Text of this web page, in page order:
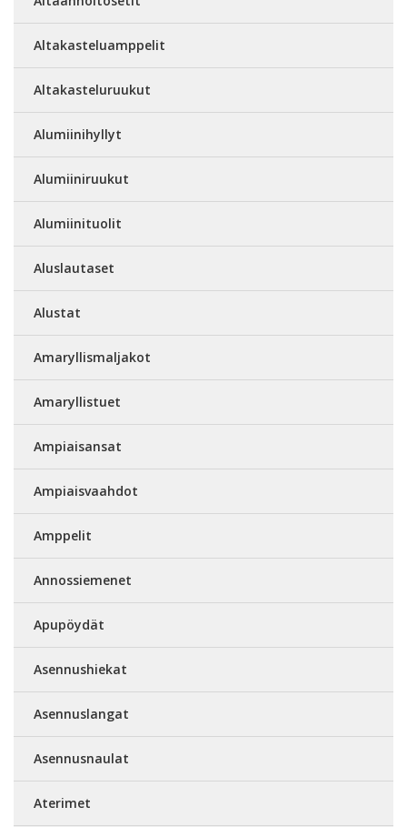
Altakasteluamppelit
Altakasteluruukut
Alumiinihyllyt
Alumiiniruukut
Alumiinituolit
Aluslautaset
Alustat
Amaryllismaljakot
Amaryllistuet
Ampiaisansat
Ampiaisvaahdot
Amppelit
Annossiemenet
Apupöydät
Asennushiekat
Asennuslangat
Asennusnaulat
Aterimet